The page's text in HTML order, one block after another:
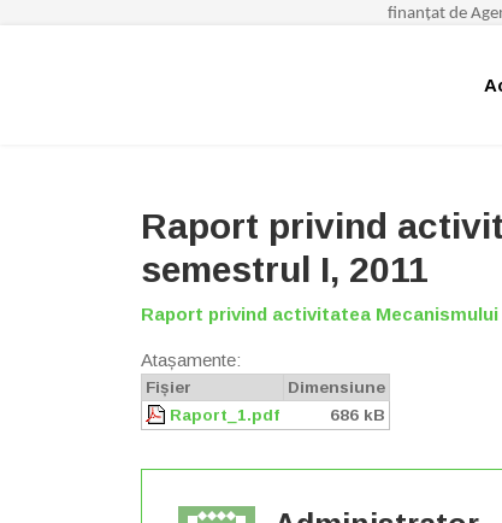
finanţat de
Raport privind
semestrul I, 2011
Raport privind activitatea Mecanismului
Atașamente:
Fișier
Dimensiune
Raport_1.pdf
686 kB